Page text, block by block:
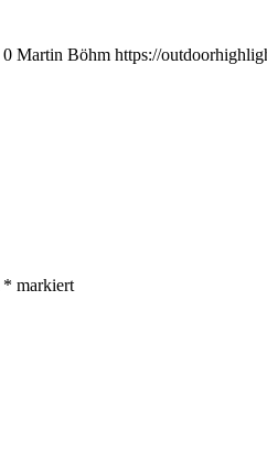
0 Martin Böhm https://
* markiert